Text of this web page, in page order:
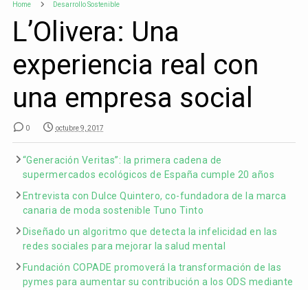
Home Desarrollo Sostenible
L’Olivera: Una
experiencia real con
una empresa social
0 octubre 9, 2017
“Generación Veritas”: la primera cadena de
supermercados ecológicos de España cumple 20 años
Entrevista con Dulce Quintero, co-fundadora de la marca
canaria de moda sostenible Tuno Tinto
Diseñado un algoritmo que detecta la infelicidad en las
redes sociales para mejorar la salud mental
Fundación COPADE promoverá la transformación de las
pymes para aumentar su contribución a los ODS mediante